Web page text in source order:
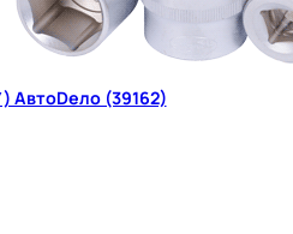
АвтоDело (39162)